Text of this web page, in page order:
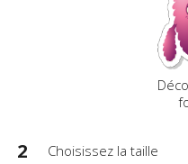
2 Choisissez la taille